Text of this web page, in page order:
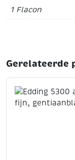
1 Flacon
Gerelateerde